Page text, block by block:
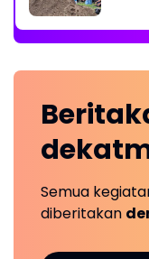
Semua
diberitakan